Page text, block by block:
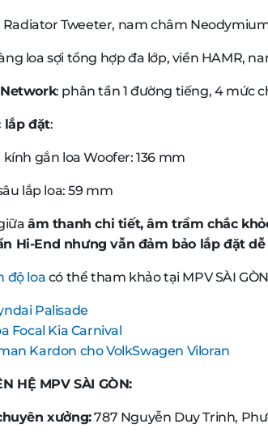
Radiator Tweeter, nam châm
loa sợi tổng hợp đa lớp, viền HAMR,
: phân tần 1 đường tiếng, 4 mức
lắp đặt:
gắn loa Woofer: 136 mm
lắp loa: 59 mm
âm thanh chi tiết, âm trầm chắc
Hi-End nhưng vẫn đảm bảo lắp đặt
độ loa có thể tham khảo tại MPV SÀI
Palisade
Focal Kia Carnival
Kardon cho VolkSwagen Viloran
HỆ MPV SÀI GÒN:
xưởng:787 Nguyễn Duy Trinh,